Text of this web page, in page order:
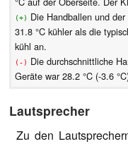
(+) Die Handballen und
31.8 °C kühler als die
kühl an.
(-) Die durchschnittliche
Geräte war 28.2 °C (-3.6
Lautsprecher
Zu den